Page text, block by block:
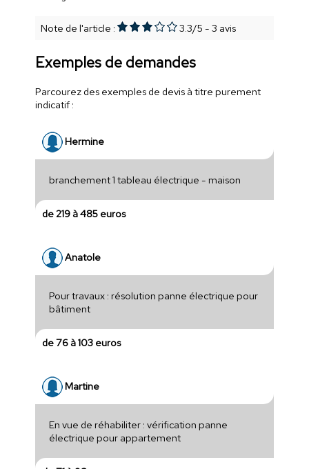
Note de l'article : 3.3/5 - 3 avis
Exemples de demandes
Parcourez des exemples de devis à titre purement
indicatif :
Hermine
branchement 1 tableau électrique - maison
de 219 à 485 euros
Anatole
Pour travaux : résolution panne électrique pour
bâtiment
de 76 à 103 euros
Martine
En vue de réhabiliter : vérification panne
électrique pour appartement